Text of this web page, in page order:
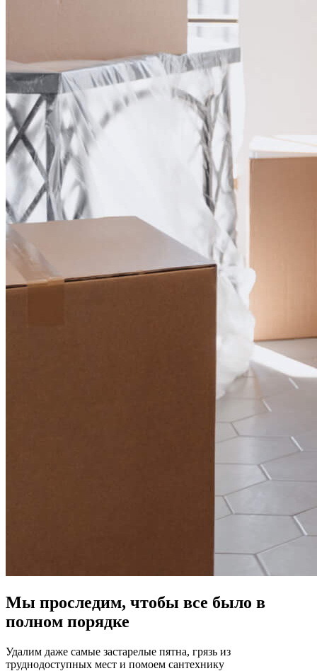
Мы проследим, чтобы все было в
полном порядке
Удалим даже самые застарелые пятна, грязь из
труднодоступных мест и помоем сантехнику